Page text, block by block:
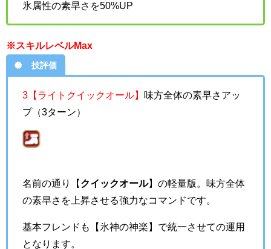
氷属性の素早さを50%UP
※スキルレベルMax
技評価
3【ライトクイックオール】 味方全体の素早さアッ
プ（3ターン）
名前の通り【 クイックオール】の軽量版。味方全体
の素早さを上昇させる強力なコマンドです。
基本フレンドも【氷神の神楽】で統一させての運用
となります。